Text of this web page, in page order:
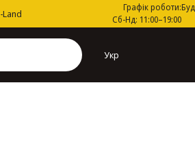
Графік роботи:
Сб-Нд: 11:00–19:00
Укр